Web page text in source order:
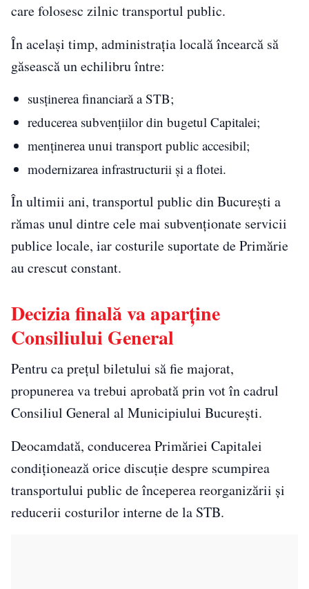
care folosesc zilnic transportul public.
În același timp, administrația locală încearcă să
găsească un echilibru între:
susținerea financiară a STB;
reducerea subvențiilor din bugetul Capitalei;
menținerea unui transport public accesibil;
modernizarea infrastructurii și a flotei.
În ultimii ani, transportul public din București a
rămas unul dintre cele mai subvenționate servicii
publice locale, iar costurile suportate de Primărie
au crescut constant.
Decizia finală va aparține
Consiliului General
Pentru ca prețul biletului să fie majorat,
propunerea va trebui aprobată prin vot în cadrul
Consiliul General al Municipiului București.
Deocamdată, conducerea Primăriei Capitalei
condiționează orice discuție despre scumpirea
transportului public de începerea reorganizării și
reducerii costurilor interne de la STB.